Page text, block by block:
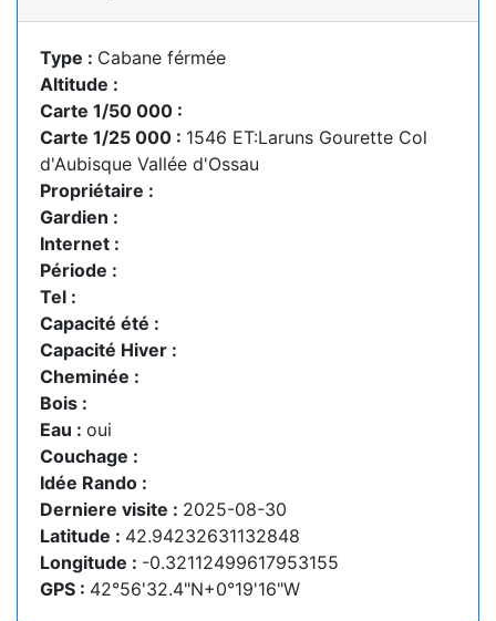
Type : Cabane férmée
Altitude :
Carte 1/50 000 :
Carte 1/25 000 : 1546 ET:Laruns Gourette Col
d'Aubisque Vallée d'Ossau
Propriétaire :
Gardien :
Internet :
Période :
Tel :
Capacité été :
Capacité Hiver :
Cheminée :
Bois :
Eau : oui
Couchage :
Idée Rando :
Derniere visite : 2025-08-30
Latitude : 42.94232631132848
Longitude : -0.32112499617953155
GPS : 42°56'32.4"N+0°19'16"W